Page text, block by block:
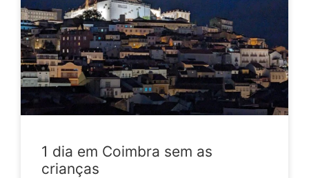
1 dia em Coimbra sem as
crianças